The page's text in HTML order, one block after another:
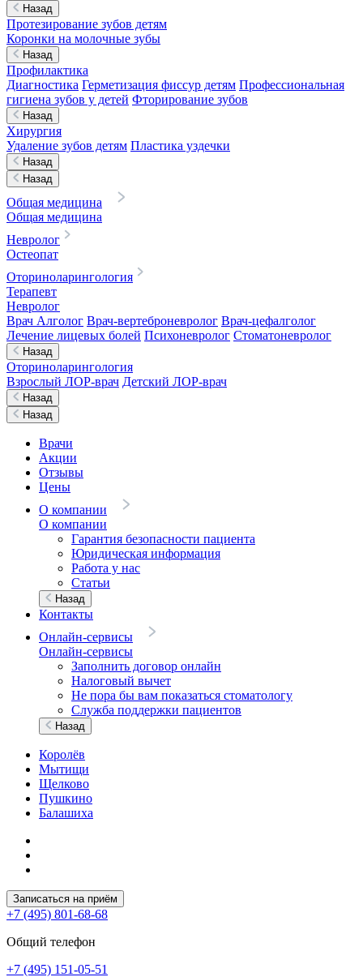
Назад
Протезирование зубов детям
Коронки на молочные зубы
Назад
Профилактика
Диагностика Герметизация фиссур детям Профессиональная
гигиена зубов у детей Фторирование зубов
Назад
Хирургия
Удаление зубов детям Пластика уздечки
Назад
Назад
Общая медицина
Общая медицина
Невролог
Остеопат
Оториноларингология
Терапевт
Невролог
Врач Алголог Врач-вертеброневролог Врач-цефалголог
Лечение лицевых болей Психоневролог Стоматоневролог
Назад
Оториноларингология
Взрослый ЛОР-врач Детский ЛОР-врач
Назад
Назад
Врачи
Акции
Отзывы
Цены
О компании
О компании
Гарантия безопасности пациента
Юридическая информация
Работа у нас
Статьи
Назад
Контакты
Онлайн-сервисы
Онлайн-сервисы
Заполнить договор онлайн
Налоговый вычет
Не пора бы вам показаться стоматологу
Служба поддержки пациентов
Назад
Королёв
Мытищи
Щелково
Пушкино
Балашиха
Записаться на приём
+7 (495) 801-68-68
Общий телефон
+7 (495) 151-05-51